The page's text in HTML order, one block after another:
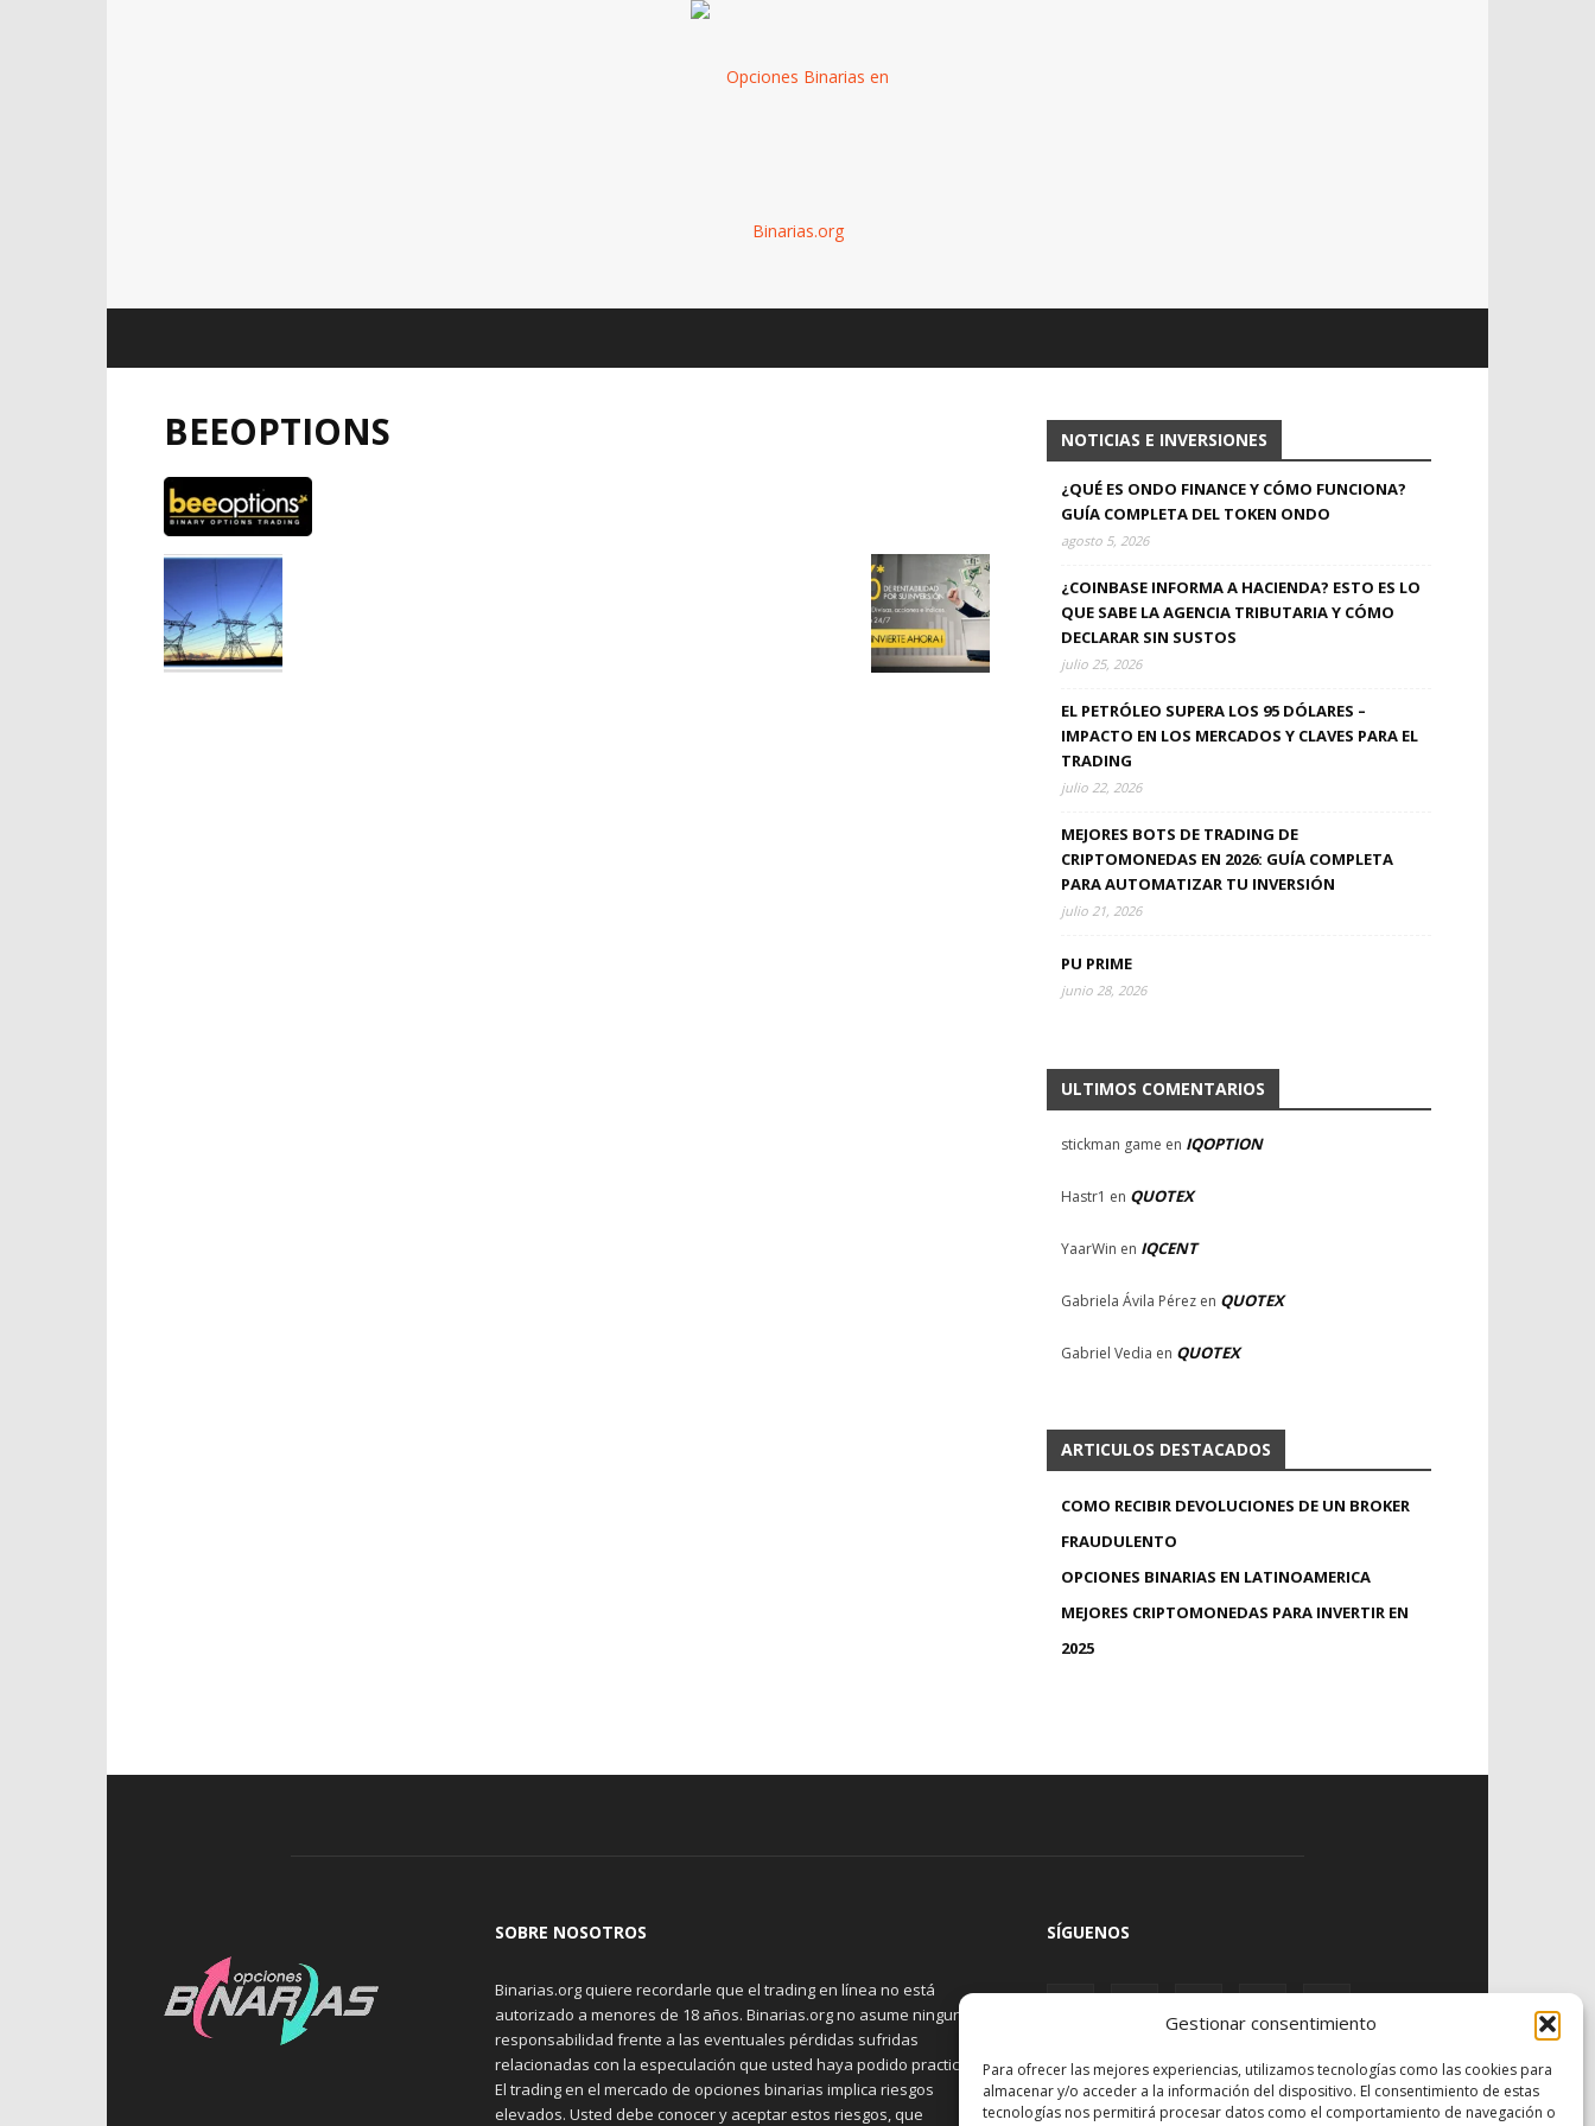
Gestionar consentimiento
Para ofrecer las mejores experiencias, utilizamos tecnologías como las cookies para
almacenar y/o acceder a la información del dispositivo. El consentimiento de estas
tecnologías nos permitirá procesar datos como el comportamiento de navegación o
BEEOPTIONS NOTICIAS E INVERSIONES
¿QUÉ ES ONDO FINANCE Y CÓMO FUNCIONA?
GUÍA COMPLETA DEL TOKEN ONDO
agosto 5, 2026
¿COINBASE INFORMA A HACIENDA? ESTO ES LO
QUE SABE LA AGENCIA TRIBUTARIA Y CÓMO
DECLARAR SIN SUSTOS
julio 25, 2026
EL PETRÓLEO SUPERA LOS 95 DÓLARES –
IMPACTO EN LOS MERCADOS Y CLAVES PARA EL
TRADING
julio 22, 2026
MEJORES BOTS DE TRADING DE
CRIPTOMONEDAS EN 2026: GUÍA COMPLETA
PARA AUTOMATIZAR TU INVERSIÓN
julio 21, 2026
PU PRIME
junio 28, 2026
ULTIMOS COMENTARIOS
stickman game en IQOPTION
Hastr1 en QUOTEX
YaarWin en IQCENT
Gabriela Ávila Pérez en QUOTEX
Gabriel Vedia en QUOTEX
ARTICULOS DESTACADOS
COMO RECIBIR DEVOLUCIONES DE UN BROKER
FRAUDULENTO
OPCIONES BINARIAS EN LATINOAMERICA
MEJORES CRIPTOMONEDAS PARA INVERTIR EN
2025
SOBRE NOSOTROS
Binarias.org quiere recordarle que el trading en línea no está
autorizado a menores de 18 años. Binarias.org no asume ninguna
responsabilidad frente a las eventuales pérdidas sufridas
relacionadas con la especulación que usted haya podido practicar.
El trading en el mercado de opciones binarias implica riesgos
elevados. Usted debe conocer y aceptar estos riesgos, que
SÍGUENOS